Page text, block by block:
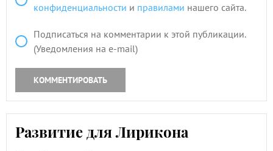
конфиденциальности и правилами нашего сайта.
Подписаться на комментарии к этой публикации.
(Уведомления на e-mail)
КОММЕНТИРОВАТЬ
Развитие для Лирикона